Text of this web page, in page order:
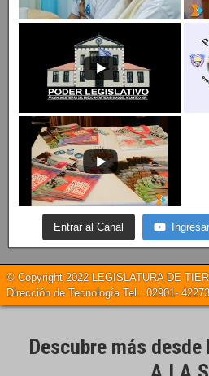
Entrar al Canal
© Copyright 2022 LEGISLATURA DE
Dirección de Tecnología Tel.: 02901-
Descubre más desde